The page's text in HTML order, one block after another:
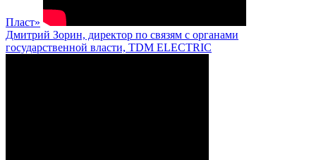
Пласт»
Дмитрий Зорин, директор по связям с органами
государственной власти, TDM ELECTRIC